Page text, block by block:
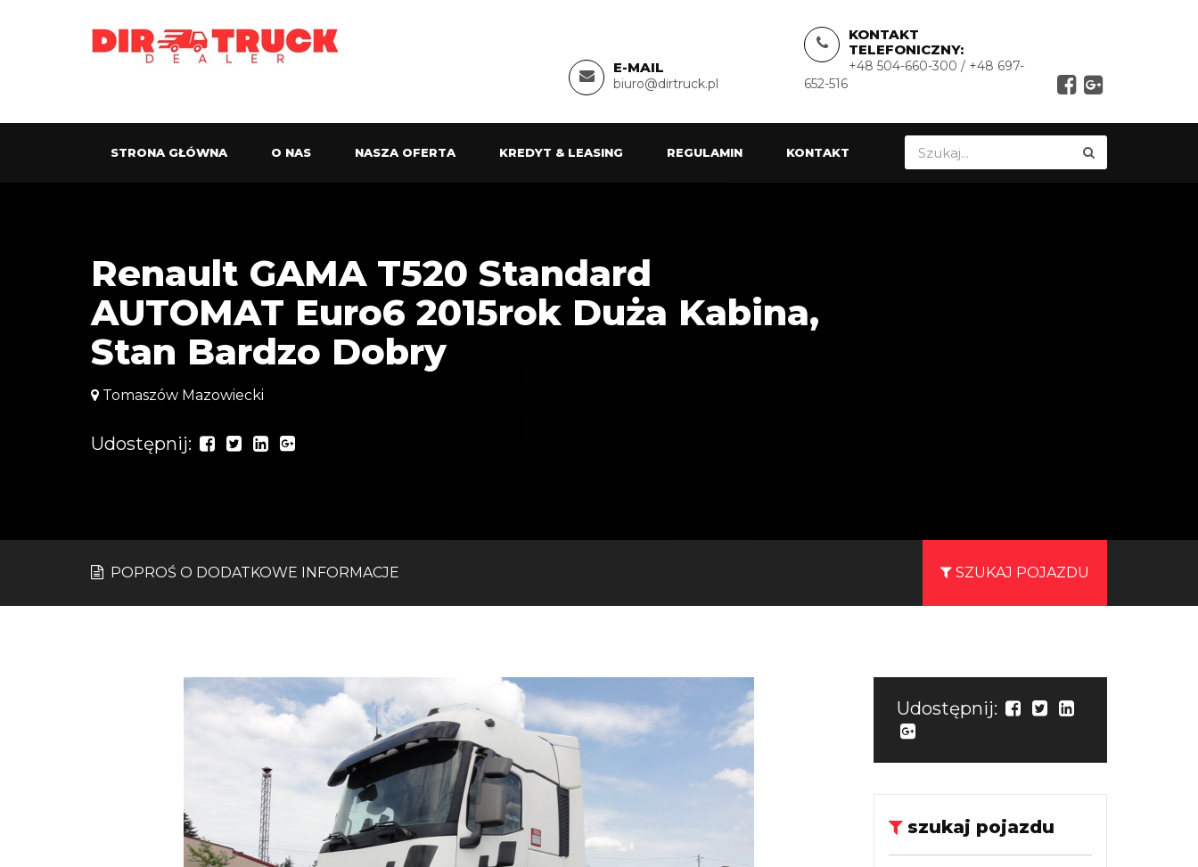
E-MAIL
biuro@dirtruck.pl
KONTAKT
TELEFONICZNY:
+48 504-660-300 / +48 697-
652-516
STRONA GŁÓWNA O NAS NASZA OFERTA KREDYT & LEASING REGULAMIN KONTAKT
Renault GAMA T520 Standard
AUTOMAT Euro6 2015rok Duża Kabina,
Stan Bardzo Dobry
Tomaszów Mazowiecki
Udostępnij:
SZUKAJ POJAZDU
POPROŚ O DODATKOWE INFORMACJE
Udostępnij:
szukaj pojazdu